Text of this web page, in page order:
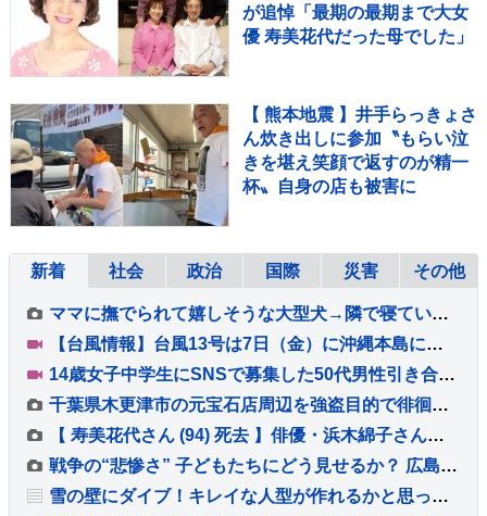
が追悼「最期の最期まで大女
優 寿美花代だった母でした」
【 熊本地震 】井手らっきょさ
ん炊き出しに参加〝もらい泣
きを堪え笑顔で返すのが精一
杯〟自身の店も被害に
新着 社会 政治 国際 災害 その他
ママに撫でられて嬉しそうな大型犬→隣で寝ているパパを撫でてみた結果…わかりやす過ぎる『態度』が38万再生「期待以上の反応ｗ」「可愛すぎ」
【台風情報】台風13号は7日（金）に沖縄本島に最接近 最大瞬間風速は60メートル予想も 速度落とし影響長期化か…被災地・熊本でも風が強まるおそれ【8月7日あすの天気】
14歳女子中学生にSNSで募集した50代男性引き合わせわいせつな行為させた疑い 無職の男（35）を逮捕 少女に“パパ活”斡旋繰り返したか 警視庁
千葉県木更津市の元宝石店周辺を強盗目的で徘徊 男5人を逮捕 「ルパン3世」名乗り実行役に強盗するよう指示する男も 埼玉県警
【 寿美花代さん (94) 死去 】俳優・浜木綿子さんが追悼〝「アッコォ」と声をかけてくださったのが、寿美さんとの最後の思い出〟
戦争の“悲惨さ” 子どもたちにどう見せるか？ 広島・原爆資料館が直面する「見せない」選択肢の是非 心理的配慮と「被爆の実相」継承の願い
雪の壁にダイブ！キレイな人型が作れるかと思ったら・・大きな誤算が！！【海外・動画】